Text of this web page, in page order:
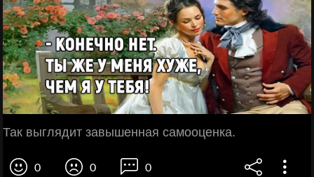
Так выглядит завышенная самооценка.
0 0 0